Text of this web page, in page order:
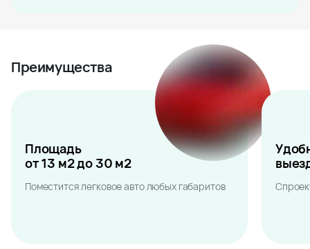
Преимущества
Площадь
от 13 м2 до 30 м2
Поместится легковое авто любых габаритов